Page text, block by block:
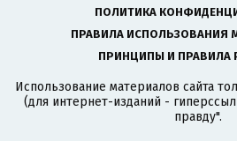
ПОЛИТИКА
ПРАВИЛА ИСПОЛЬЗОВАНИЯ
ПРИНЦИПЫ И ПРАВИЛА
Использование материалов сайта
(для интернет-изданий -
правду".